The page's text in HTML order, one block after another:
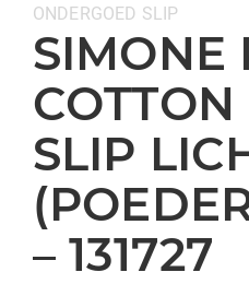
Categorieën:
ONDERGOED SLIP
SIMONE
SLIP
– 131727